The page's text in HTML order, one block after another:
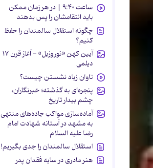
ساعت ۹:۴۰ | در هر زمان ممکن
باید انتقامشان را پس بدهند
چگونه استقلال سالمندان را حفظ
کنیم؟
آیین کهن «نوروزبل» - آغاز قرن ۱۷
دیلمی
تاوان زیاد نشستن چیست؟
پنجره‌ای به گذشته؛ خبرنگاران،
چشم بیدار تاریخ
آماده‌سازی مواکب جاده‌های منتهی
به مشهد در آستانه شهادت امام
رضا علیه السلام
استقلال سالمندان را جدی بگیریم!
هنر مادری در سایه‌ فقدان پدر